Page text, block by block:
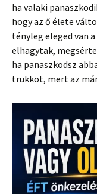
ha valaki
hogy az ő élete
tényleg eleged van
elhagytak,
ha panaszkodsz
trükköt, mert az